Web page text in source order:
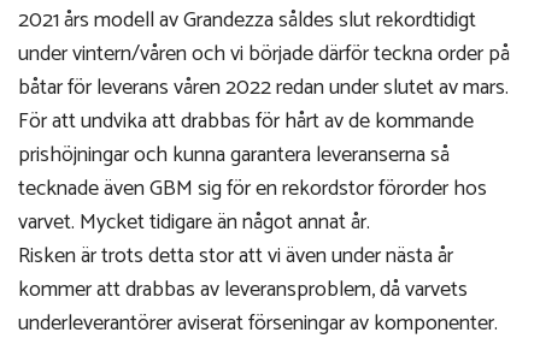
2021 års modell av Grandezza såldes slut rekordtidigt
under vintern/våren och vi började därför teckna order på
båtar för leverans våren 2022 redan under slutet av mars.
För att undvika att drabbas för hårt av de kommande
prishöjningar och kunna garantera leveranserna så
tecknade även GBM sig för en rekordstor förorder hos
varvet. Mycket tidigare än något annat år.
Risken är trots detta stor att vi även under nästa år
kommer att drabbas av leveransproblem, då varvets
underleverantörer aviserat förseningar av komponenter.